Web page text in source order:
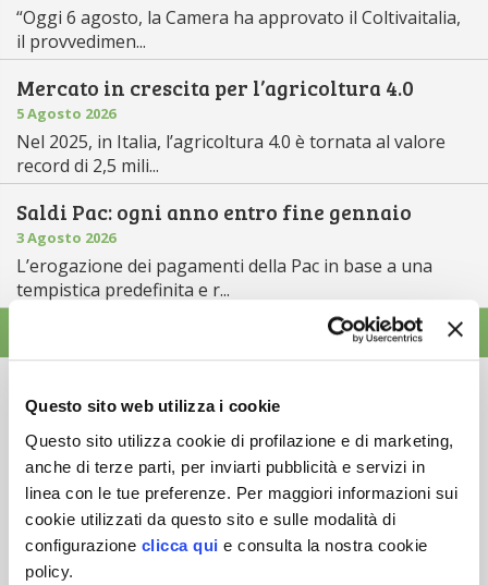
Questo sito web utilizza i cookie
Questo sito utilizza cookie di profilazione e di marketing,
anche di terze parti, per inviarti pubblicità e servizi in
linea con le tue preferenze. Per maggiori informazioni sui
cookie utilizzati da questo sito e sulle modalità di
configurazione clicca qui e consulta la nostra cookie
policy.
“Oggi 6 agosto, la Camera ha approvato il Coltivaitalia,
il provvedimen...
Mercato in crescita per l’agricoltura 4.0
5 Agosto 2026
Nel 2025, in Italia, l’agricoltura 4.0 è tornata al valore
record di 2,5 mili...
Saldi Pac: ogni anno entro fine gennaio
3 Agosto 2026
L’erogazione dei pagamenti della Pac in base a una
tempistica predefinita e r...
Newsletter
Scopri un servizio d'informazione di alta qualità. Tagliato sulle tue
esigenze.